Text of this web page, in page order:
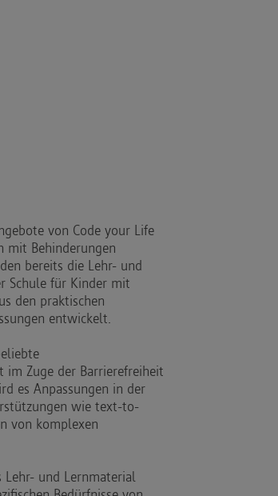
von Code your Life
mit Behinderungen
bereits die Lehr- und
Schule für Kinder mit
den praktischen
entwickelt.
im Zuge der Barrierefreiheit
es Anpassungen in der
wie text-to-
von komplexen
Lehr- und Lernmaterial